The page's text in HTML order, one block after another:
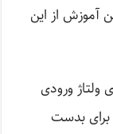
آموزش از این
ولتاژ ورودی
. برای بدست